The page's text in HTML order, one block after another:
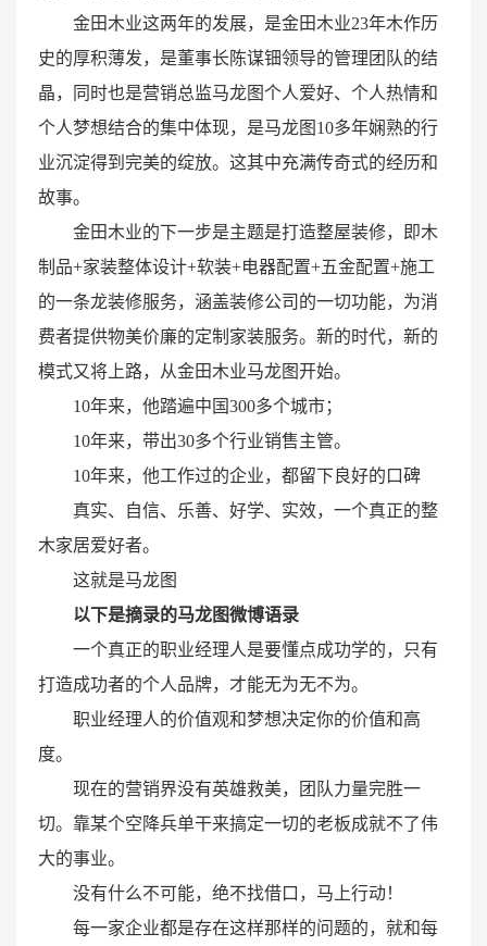
金田木业这两年的发展，是金田木业23年木作历
史的厚积薄发，是董事长陈谋钿领导的管理团队的结
晶，同时也是营销总监马龙图个人爱好、个人热情和
个人梦想结合的集中体现，是马龙图10多年娴熟的行
业沉淀得到完美的绽放。这其中充满传奇式的经历和
故事。
金田木业的下一步是主题是打造整屋装修，即木
制品+家装整体设计+软装+电器配置+五金配置+施工
的一条龙装修服务，涵盖装修公司的一切功能，为消
费者提供物美价廉的定制家装服务。新的时代，新的
模式又将上路，从金田木业马龙图开始。
10年来，他踏遍中国300多个城市；
10年来，带出30多个行业销售主管。
10年来，他工作过的企业，都留下良好的口碑
真实、自信、乐善、好学、实效，一个真正的整
木家居爱好者。
这就是马龙图
以下是摘录的马龙图微博语录
一个真正的职业经理人是要懂点成功学的，只有
打造成功者的个人品牌，才能无为无不为。
职业经理人的价值观和梦想决定你的价值和高
度。
现在的营销界没有英雄救美，团队力量完胜一
切。靠某个空降兵单干来搞定一切的老板成就不了伟
大的事业。
没有什么不可能，绝不找借口，马上行动！
每一家企业都是存在这样那样的问题的，就和每